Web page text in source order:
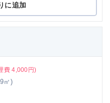
に追加
費 4,000円)
㎡)